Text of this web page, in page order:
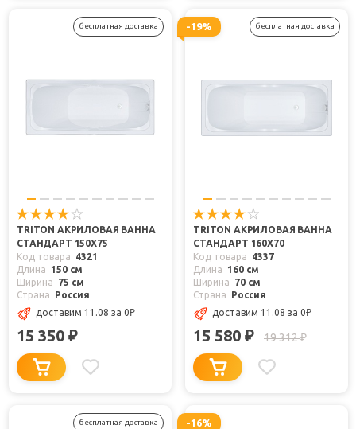
бесплатная доставка
TRITON АКРИЛОВАЯ ВАННА
СТАНДАРТ 150X75
Код товара
4321
Длина
150 см
Ширина
75 см
Страна
Россия
доставим 11.08 за 0₽
15 350 ₽
-19% бесплатная доставка
TRITON АКРИЛОВАЯ ВАННА
СТАНДАРТ 160X70
Код товара
4337
Длина
160 см
Ширина
70 см
Страна
Россия
доставим 11.08 за 0₽
15 580 ₽ 19 312₽
бесплатная доставка -16%